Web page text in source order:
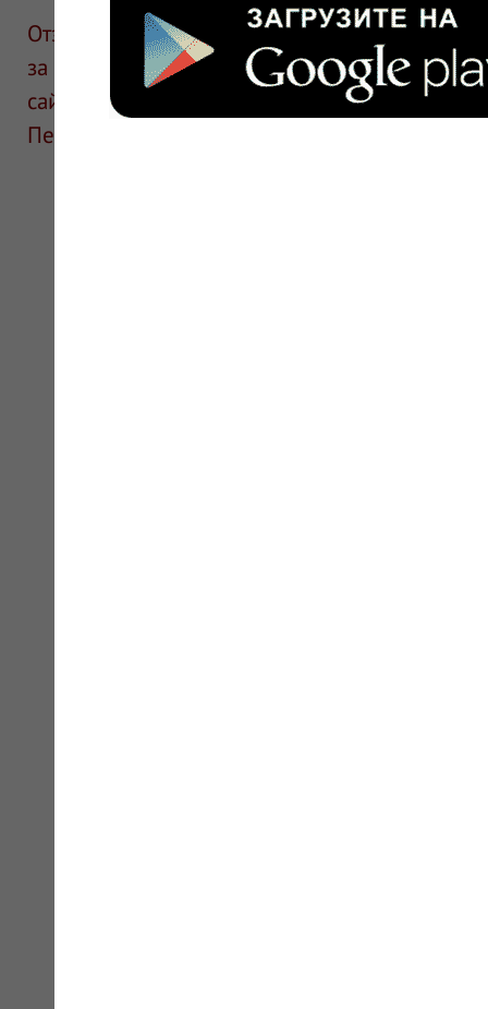
Отзывы размещают посетители сайта.
за информацию в отзывах. Описание
сайте для ознакомления и не является
Перед применением необходима